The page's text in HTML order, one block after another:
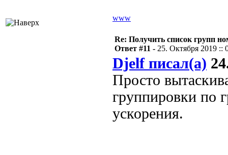
www
Re: Получить список групп
Ответ #11 - 25. Октября 2019 ::
Djelf писал(а)
Просто
группировки по
ускорения.